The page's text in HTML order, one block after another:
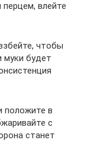
влейте
чтобы
муки будет
положите в
с
станет